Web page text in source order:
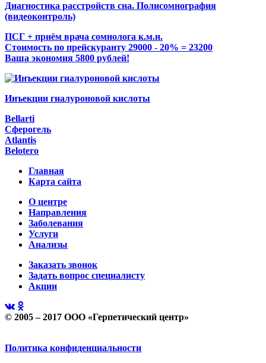
Диагностика расстройств сна. Полисомнография
(видеоконтроль)
ПСГ + приём врача сомнолога к.м.н.
Стоимость по прейскуранту 29000 - 20% = 23200
Ваша экономия 5800 рублей!
Инъекции гиалуроновой кислоты
Bellarti
Сферогель
Atlantis
Belotero
Главная
Карта сайта
О центре
Направления
Заболевания
Услуги
Анализы
Заказать звонок
Задать вопрос специалисту
Акции
© 2005 – 2017 ООО «Герпетический центр»
Политика конфиденциальности